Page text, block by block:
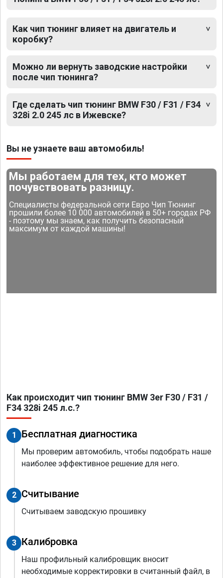
Как чип тюнинг влияет на двигатель и
коробку?
Можно ли вернуть заводские настройки
после чип тюнинга?
Где сделать чип тюнинг BMW F30 / F31 / F34
328i 2.0 245 лс в Ижевске?
Вы не узнаете ваш автомобиль!
Мы работаем для тех, кто может
почувствовать разницу.
Специалисты федеральной сети Евро Чип Тюнинг
прошили более 10 000 автомобилей в 50+ городах РФ
- поэтому мы знаем, как получить безопасный
максимум от каждой машины!
Как происходит чип тюнинг BMW 3er F30 / F31 /
F34 328i 245 л.с.?
1 Бесплатная диагностика
Мы проверим автомобиль, чтобы подобрать наше
наиболее эффективное решение для него.
2 Считывание
Считываем заводскую прошивку
3 Калибровка
Наш профильный калибровщик вносит
необходимые корректировки в считанный файл, в